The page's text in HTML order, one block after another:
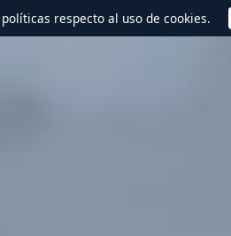
respecto al uso de cookies.